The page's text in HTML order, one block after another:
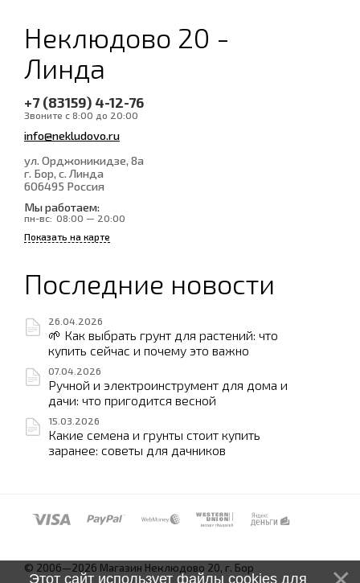
Неклюдово 20 -
Линда
+7 (83159) 4-12-76
Звоните с 8:00 до 20:00
info@nekludovo.ru
ул. Орджоникидзе, 8а
г. Бор, с. Линда
606495 Россия
Мы работаем:
пн-вс: 08:00 — 20:00
Показать на карте
Последние новости
26.04.2026
🌱 Как выбрать грунт для растений: что
купить сейчас и почему это важно
07.04.2026
Ручной и электроинструмент для дома и
дачи: что пригодится весной
15.03.2026
Какие семена и грунты стоит купить
заранее: советы для дачников
© 2006—2026 Магазин Неклюдово 20, г. Бор
Этот сайт использует файлы cookies для